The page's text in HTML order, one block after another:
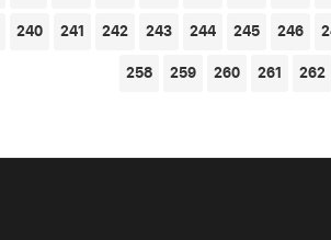
240 241 242 243 244 245 246
258 259 260 261 262